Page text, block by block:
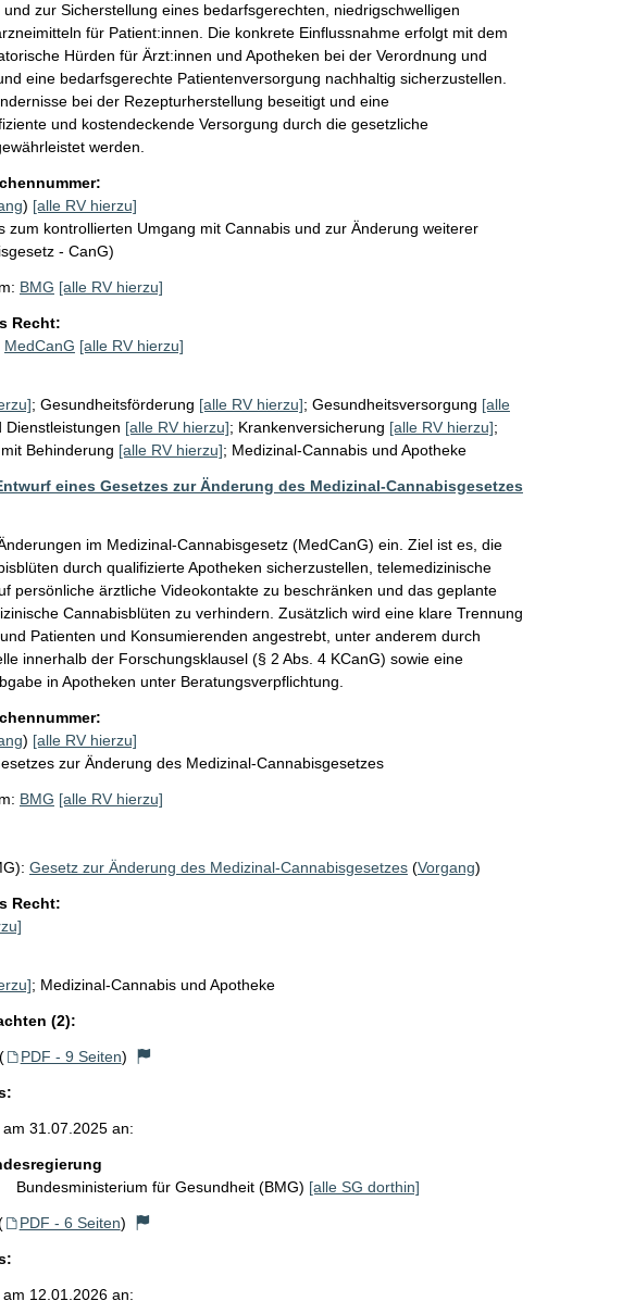
zur Sicherstellung eines bedarfsgerechten, niedrigschwelligen
für Patient:innen. Die konkrete Einflussnahme erfolgt mit dem
Hürden für Ärzt:innen und Apotheken bei der Verordnung und
eine bedarfsgerechte Patientenversorgung nachhaltig sicherzustellen.
bei der Rezepturherstellung beseitigt und eine
und kostendeckende Versorgung durch die gesetzliche
werden.
) [alle RV hierzu]
zum kontrollierten Umgang mit Cannabis und zur Änderung weiterer
- CanG)
BMG [alle RV hierzu]
Recht:
MedCanG [alle RV hierzu]
; Gesundheitsförderung [alle RV hierzu]; Gesundheitsversorgung [alle
Dienstleistungen [alle RV hierzu]; Krankenversicherung [alle RV hierzu];
Behinderung [alle RV hierzu]; Medizinal-Cannabis und Apotheke
eines Gesetzes zur Änderung des Medizinal-Cannabisgesetzes
im Medizinal-Cannabisgesetz (MedCanG) ein. Ziel ist es, die
durch qualifizierte Apotheken sicherzustellen, telemedizinische
persönliche ärztliche Videokontakte zu beschränken und das geplante
Cannabisblüten zu verhindern. Zusätzlich wird eine klare Trennung
Patienten und Konsumierenden angestrebt, unter anderem durch
innerhalb der Forschungsklausel (§ 2 Abs. 4 KCanG) sowie eine
in Apotheken unter Beratungsverpflichtung.
) [alle RV hierzu]
zur Änderung des Medizinal-Cannabisgesetzes
BMG [alle RV hierzu]
Gesetz zur Änderung des Medizinal-Cannabisgesetzes(Vorgang)
Recht:
; Medizinal-Cannabis und Apotheke
(2):
( PDF - 9 Seiten)
31.07.2025 an:
Bundesministerium für Gesundheit (BMG) [alle SG dorthin]
PDF - 6 Seiten)
12.01.2026 an: